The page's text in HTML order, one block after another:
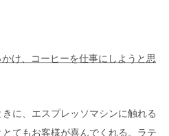
け、コーヒーを仕事にしようと思
に、エスプレッソマシンに触れる
てもお客様が喜んでくれる。ラテ